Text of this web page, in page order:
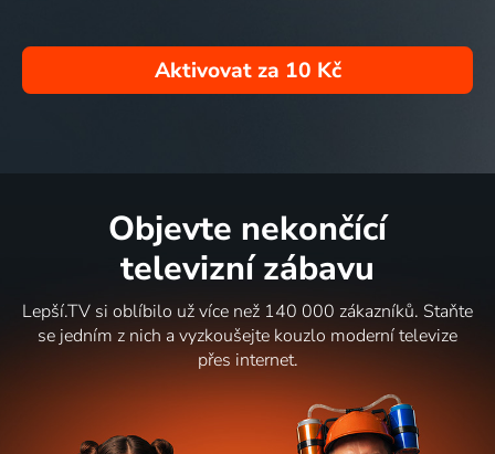
Aktivovat za 10 Kč
Objevte nekončící
televizní zábavu
Lepší.TV si oblíbilo už více než 140 000 zákazníků. Staňte
se jedním z nich a vyzkoušejte kouzlo moderní televize
přes internet.